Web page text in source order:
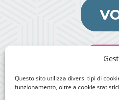
Questo sito utilizza diversi tipi di
funzionamento, oltre a cookie